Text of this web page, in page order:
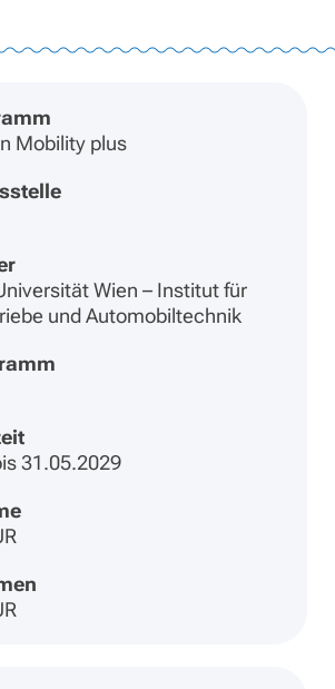
Mobility plus
Wien – Institut für
und Automobiltechnik
31.05.2029